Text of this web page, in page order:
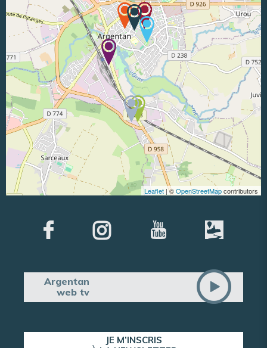
Leaflet | ©OpenStreetMapcontributors
Argentan
web tv
JE M’INSCRIS